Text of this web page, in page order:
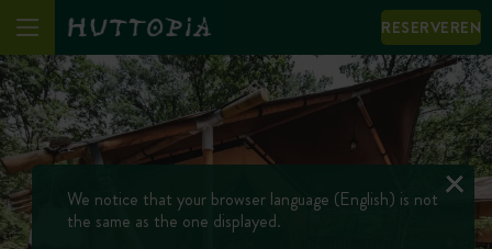
RESERVEREN
We notice that your browser language (English) is not
the same as the one displayed.